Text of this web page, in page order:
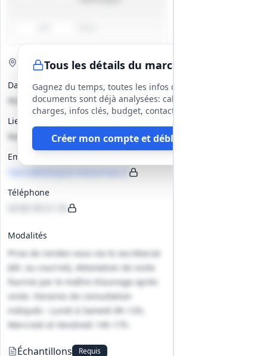
Tous les détails du marché
Gagnez du temps, toutes les infos des
documents sont déjà analysées: cahier des
charges, infos clés, budget, contact, etc
Créer mon compte et débloquer
Visite de site Obligatoire
Date(s)
Non précisé
Lieu
Non précisé
Email
Téléphone
Modalités
Prise de rendez‑vous via le secrétariat
(tél. ou courriel). Attestation de visite
fournie par le maître d'ouvrage après
visite. Horaires de consultation
indiqués : Lundi à Samedi 8h-12h;
Mercredi et Vendredi 14h-17h.
Échantillons Requis